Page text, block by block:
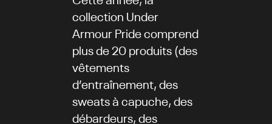
collection Under
Armour Pride comprend
plus de 20 produits (des
vêtements
d’entraînement, des
sweats à capuche, des
débardeurs, des